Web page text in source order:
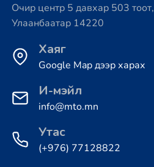
Очир центр 5 давхар 503 тоот,
Улаанбаатар 14220
Хаяг
Google Map дээр харах
И-мэйл
info@mto.mn
Утас
(+976) 77128822